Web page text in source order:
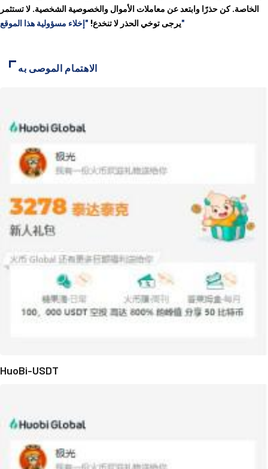
الخاصة. كن حذرًا وابتعد عن معاملات الأموال والخصوصية الشخصية. لا تستثمر
يرجى توخي الحذر لا تنخدع!"إخلاء مسؤولية هذا الموقع"
الاهتمام الموصى به
HuoBi-USDT